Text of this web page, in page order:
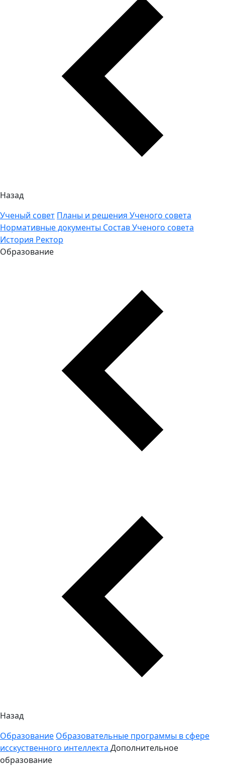
Назад
Ученый совет Планы и решения Ученого совета
Нормативные документы Состав Ученого совета
История Ректор
Образование
Назад
Образование Образовательные программы в сфере
исскуственного интеллекта Дополнительное
образование